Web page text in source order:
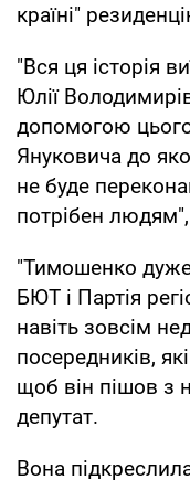
країні"
"Вся ця історія
Юлії
допомогою
Януковича до
не буде
потрібен
"Тимошенко
БЮТ і Партія
навіть зовсім
посередників,
щоб він пішов з
депутат.
Вона